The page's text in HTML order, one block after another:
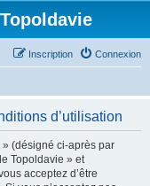
Connexion
Inscription
d’utilisation
» (désigné ci-après par
Topoldavie » et
acceptez d’être